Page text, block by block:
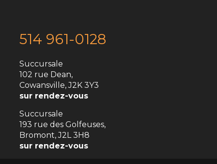
514 961-0128
Succursale
102 rue Dean,
Cowansville, J2K 3Y3
sur rendez-vous
Succursale
193 rue des Golfeuses,
Bromont, J2L 3H8
sur rendez-vous